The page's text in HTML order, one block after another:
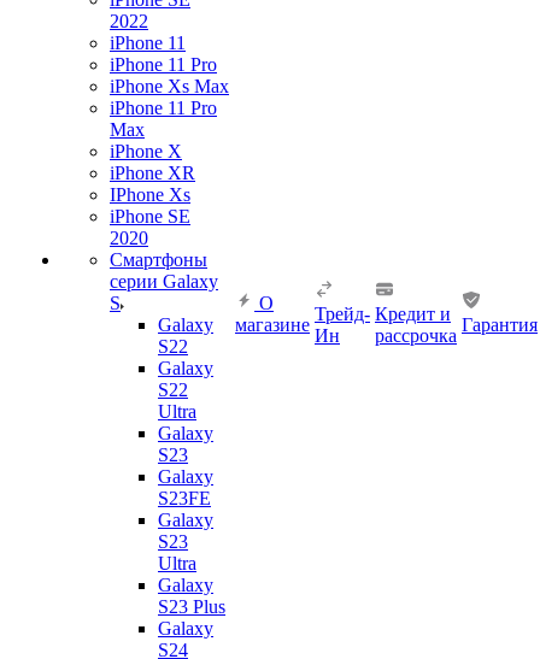
2022
iPhone 11
iPhone 11 Pro
iPhone Xs Max
iPhone 11 Pro
Max
iPhone X
iPhone XR
IPhone Xs
iPhone SE
2020
Смартфоны
серии Galaxy
S
Galaxy
S22
Galaxy
S22
Ultra
Galaxy
S23
Galaxy
S23FE
Galaxy
S23
Ultra
Galaxy
S23 Plus
Galaxy
S24
О
магазине
Трейд-
Ин
Кредит и
рассрочка
Гарантия